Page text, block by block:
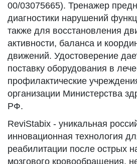
00/03075665). Тренажер
диагностики нарушений
также для восстановления
активности, баланса и
движений. Удостоверение
поставку оборудования в
профилактические
организации Министерства
РФ.
ReviStabix - уникальная
инновационная технология
реабилитации после острых
мозгового кровообращения,